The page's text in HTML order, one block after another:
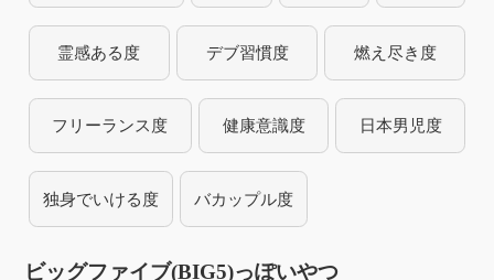
霊感ある度 デブ習慣度 燃え尽き度
フリーランス度 健康意識度 日本男児度
独身でいける度 バカップル度
ビッグファイブ(BIG5)っぽいやつ